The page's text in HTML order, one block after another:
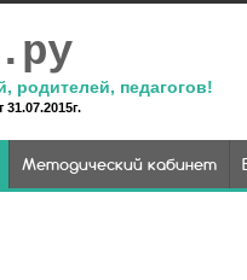
родителей, педагогов!
Методический кабинет